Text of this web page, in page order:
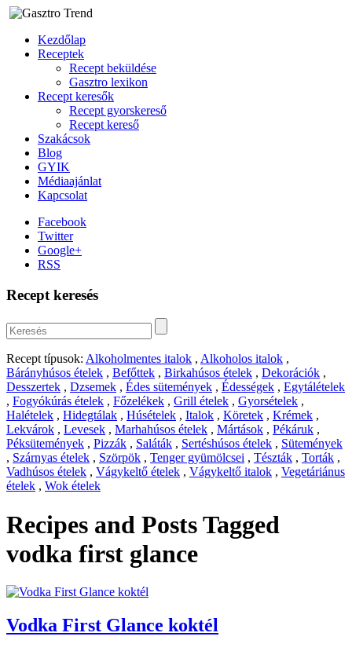
Kezdőlap
Receptek
Recept beküldése
Gasztro lexikon
Recept keresők
Recept gyorskereső
Recept kereső
Szakácsok
Blog
GYIK
Médiaajánlat
Kapcsolat
Facebook
Twitter
Google+
RSS
Recept keresés
Recept típusok: Alkoholmentes italok , Alkoholos italok ,
Bárányhúsos ételek , Befőttek , Birkahúsos ételek , Dekorációk ,
Desszertek , Dzsemek , Édes sütemények , Édességek , Egytálételek
, Fogyókúrás ételek , Főzelékek , Grill ételek , Gyorsételek ,
Halételek , Hidegtálak , Húsételek , Italok , Köretek , Krémek ,
Lekvárok , Levesek , Marhahúsos ételek , Mártások , Pékáruk ,
Péksütemények , Pizzák , Saláták , Sertéshúsos ételek , Sütemények
, Szárnyas ételek , Szörpök , Tenger gyümölcsei , Tészták , Torták ,
Vadhúsos ételek , Vágykeltő ételek , Vágykeltő italok , Vegetáriánus
ételek , Wok ételek
Recipes and Posts Tagged
vodka first glance
Vodka First Glance koktél